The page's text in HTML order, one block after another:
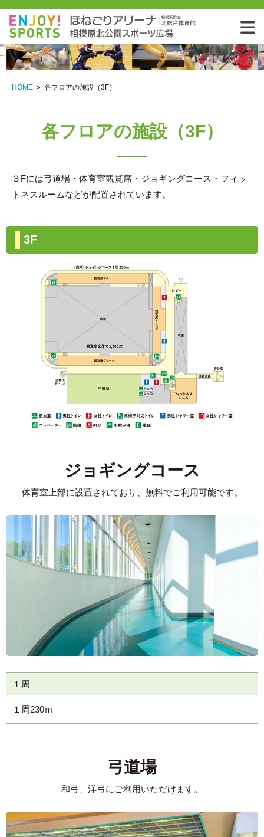
HOME » 各フロアの施設（3F）
各フロアの施設（3F）
３Fには弓道場・体育室観覧席・ジョギングコース・フィッ
トネスルームなどが配置されています。
3F
ジョギングコース
体育室上部に設置されており、無料でご利用可能です。
１周
１周230ｍ
弓道場
和弓、洋弓にご利用いただけます。